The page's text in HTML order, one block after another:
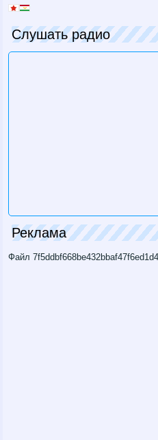
Слушать радио
Реклама
Файл